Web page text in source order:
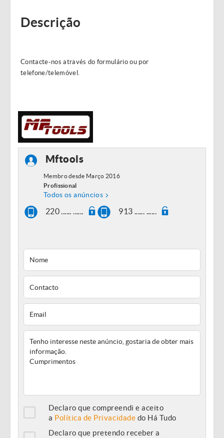
Descrição
Contacte-nos através do formulário ou por
telefone/telemóvel.
Mftools
Membro desde Março 2016
Profissional
Todos os anúncios
220 ...... ...... 913 ...... ......
Declaro que compreendi e aceito
a Política de Privacidade do Há Tudo
Declaro que pretendo receber a